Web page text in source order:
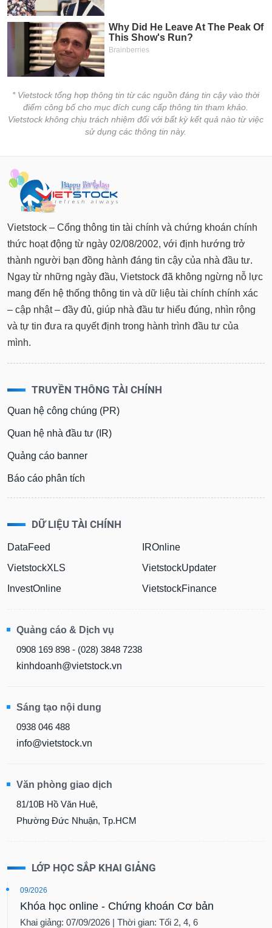
* Vietstock tổng hợp thông tin từ các nguồn đáng tin cậy vào thời
điểm công bố cho mục đích cung cấp thông tin tham khảo.
Vietstock không chịu trách nhiệm đối với bất kỳ kết quả nào từ việc
sử dụng các thông tin này.
Vietstock – Cổng thông tin tài chính và chứng khoán chính
thức hoạt động từ ngày 02/08/2002, với định hướng trở
thành người bạn đồng hành đáng tin cậy của nhà đầu tư.
Ngay từ những ngày đầu, Vietstock đã không ngừng nỗ lực
mang đến hệ thống thông tin và dữ liệu tài chính chính xác
– cập nhật – đầy đủ, giúp nhà đầu tư hiểu đúng, nhìn rộng
và tự tin đưa ra quyết định trong hành trình đầu tư của
mình.
TRUYỀN THÔNG TÀI CHÍNH
Quan hệ công chúng (PR)
Quan hệ nhà đầu tư (IR)
Quảng cáo banner
Báo cáo phân tích
DỮ LIỆU TÀI CHÍNH
DataFeed
VietstockXLS
InvestOnline
IROnline
VietstockUpdater
VietstockFinance
Quảng cáo & Dịch vụ
0908 169 898 - (028) 3848 7238
kinhdoanh@vietstock.vn
Sáng tạo nội dung
0938 046 488
info@vietstock.vn
Văn phòng giao dịch
81/10B Hồ Văn Huê,
Phường Đức Nhuận, Tp.HCM
LỚP HỌC SẮP KHAI GIẢNG
09/2026
Khóa học online - Chứng khoán Cơ bản
Khai giảng: 07/09/2026 | Thời gian: Tối 2, 4, 6
Công
tư
thông
tài
chính
Dữ
liệu
tài